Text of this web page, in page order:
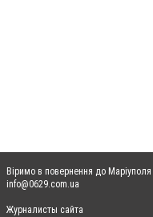
Віримо в повернення до Маріуполя
info@0629.com.ua
Журналисты сайта